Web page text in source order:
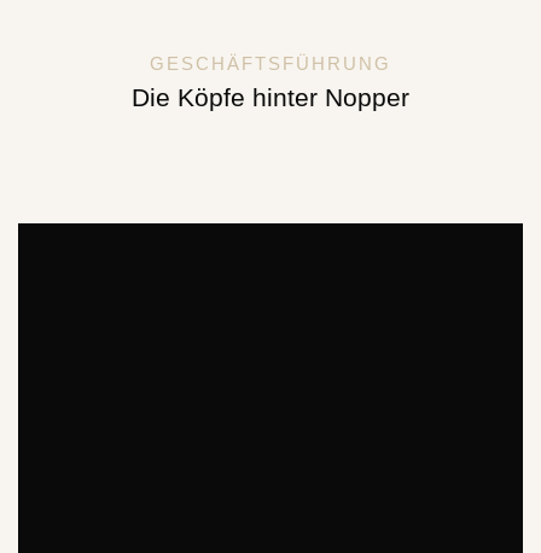
GESCHÄFTSFÜHRUNG
Die Köpfe hinter Nopper